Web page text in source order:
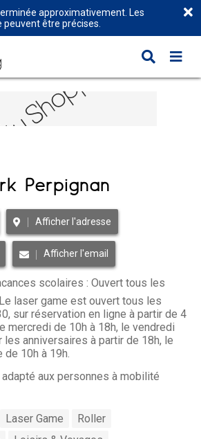
approximativement. Les
être précises.
Perpignan
Afficher l'adresse
Afficher l'email
scolaires : Ouvert tous les
laser game est ouvert tous les
sur réservation en ligne à partir de 4
mercredi de 10h à 18h, le vendredi
les anniversaires à partir de 18h, le
10h à 19h.
aux personnes à mobilité
Laser Game
Roller